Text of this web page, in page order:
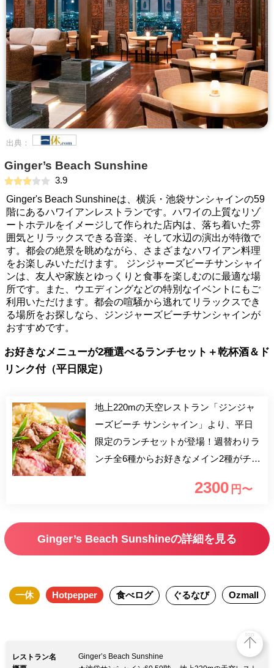
出典：
Ginger’s Beach Sunshine
3.9
Ginger's Beach Sunshineは、横浜・池袋サンシャインの59
階にあるハワイアンレストランです。ハワイの上質なリゾ
ートホテルをイメージして作られた店内は、落ち着いた雰
囲気とリラックスできる音楽、そして水辺の演出が特徴で
す。都会の絶景を眺めながら、さまざまなハワイアン料理
をお楽しみいただけます。 ジンジャーズビーチサンシャイ
ンは、友人や家族とゆっくりと食事を楽しむのに最適な場
所です。また、ウエディングなどの特別なイベントにもご
利用いただけます。都会の喧騒から逃れてリラックスでき
る場所をお探しなら、ジンジャーズビーチサンシャインが
おすすめです。
お好きなメニューが2種選べるランチセット＋乾杯酒＆ド
リンク付（平日限定）
地上220mの天空レストラン「ジンジャ
ーズビーチ サンシャイン」より、平日
限定のランチセットが登場！週替わりラ
ンチ全6種からお好きなメイン2種がチョ
スパークリングワイン＆セットドリンク
な開放的な空間で、流れる滝の音ととも
に癒しの午後のひとときを。
2300 円〜
Ginger’s Beach Sunshineの詳細を見る
一休 Hotpepper 食べログ ぐるなび Ozmall
レストラン名
Ginger’s Beach Sunshine
top